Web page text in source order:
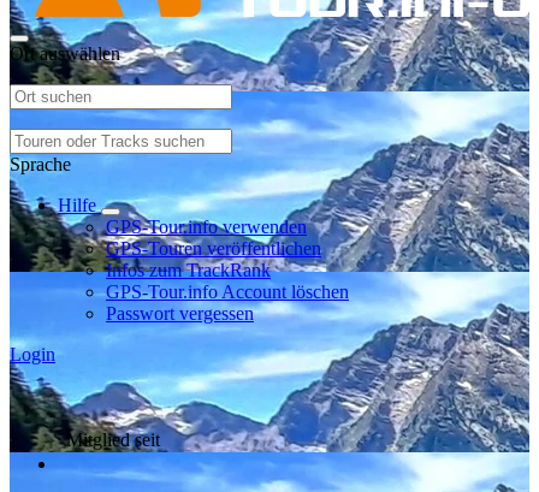
Ort auswählen
Sprache
Hilfe
GPS-Tour.info verwenden
GPS-Touren veröffentlichen
Infos zum TrackRank
GPS-Tour.info Account löschen
Passwort vergessen
Login
Mitglied seit